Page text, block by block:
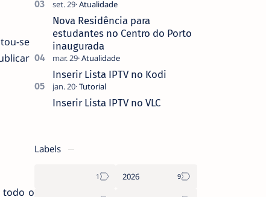
se
todo o
Nova Residência para
estudantes no Centro do Porto
inaugurada
Inserir Lista IPTV no Kodi
Inserir Lista IPTV no VLC
Labels
2026